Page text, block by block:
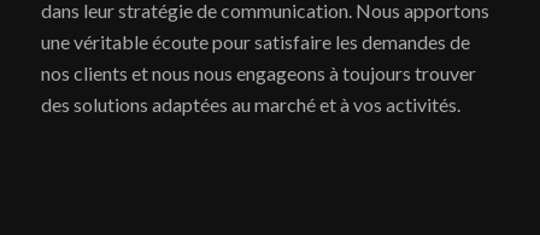
dans leur stratégie de communication. Nous apportons
une véritable écoute pour satisfaire les demandes de
nos clients et nous nous engageons à toujours trouver
des solutions adaptées au marché et à vos activités.